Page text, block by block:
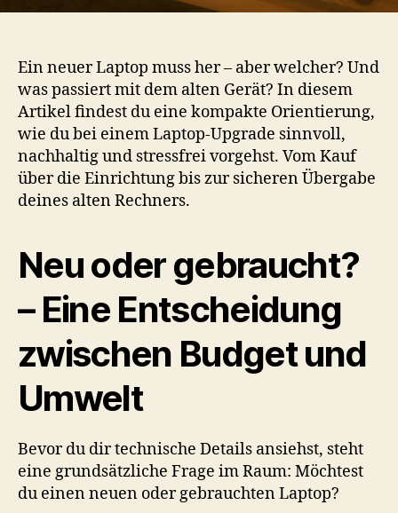
Ein neuer Laptop muss her – aber welcher? Und
was passiert mit dem alten Gerät? In diesem
Artikel findest du eine kompakte Orientierung,
wie du bei einem Laptop-Upgrade sinnvoll,
nachhaltig und stressfrei vorgehst. Vom Kauf
über die Einrichtung bis zur sicheren Übergabe
deines alten Rechners.
Neu oder gebraucht?
– Eine Entscheidung
zwischen Budget und
Umwelt
Bevor du dir technische Details ansiehst, steht
eine grundsätzliche Frage im Raum: Möchtest
du einen neuen oder gebrauchten Laptop?